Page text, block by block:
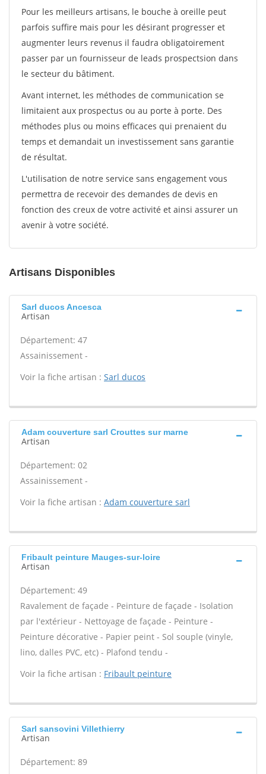
Pour les meilleurs artisans, le bouche à oreille peut
parfois suffire mais pour les désirant progresser et
augmenter leurs revenus il faudra obligatoirement
passer par un fournisseur de leads prospectsion dans
le secteur du bâtiment.
Avant internet, les méthodes de communication se
limitaient aux prospectus ou au porte à porte. Des
méthodes plus ou moins efficaces qui prenaient du
temps et demandait un investissement sans garantie
de résultat.
L'utilisation de notre service sans engagement vous
permettra de recevoir des demandes de devis en
fonction des creux de votre activité et ainsi assurer un
avenir à votre société.
Artisans Disponibles
Sarl ducos Ancesca
Artisan
Département: 47
Assainissement -
Voir la fiche artisan : Sarl ducos
Adam couverture sarl Crouttes sur marne
Artisan
Département: 02
Assainissement -
Voir la fiche artisan : Adam couverture sarl
Fribault peinture Mauges-sur-loire
Artisan
Département: 49
Ravalement de façade - Peinture de façade - Isolation
par l'extérieur - Nettoyage de façade - Peinture -
Peinture décorative - Papier peint - Sol souple (vinyle,
lino, dalles PVC, etc) - Plafond tendu -
Voir la fiche artisan : Fribault peinture
Sarl sansovini Villethierry
Artisan
Département: 89